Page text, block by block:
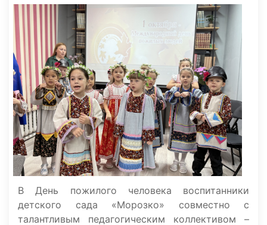
В День пожилого человека воспитанники
детского сада «Морозко» совместно с
талантливым педагогическим коллективом –